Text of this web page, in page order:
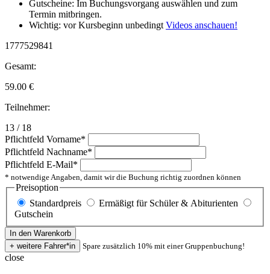
Gutscheine: Im Buchungsvorgang auswählen und zum
Termin mitbringen.
Wichtig: vor Kursbeginn unbedingtVideos anschauen!
1777529841
Gesamt:
59.00 €
Teilnehmer:
13 / 18
Pflichtfeld Vorname*
Pflichtfeld Nachname*
Pflichtfeld E-Mail*
* notwendige Angaben, damit wir die Buchung richtig zuordnen können
Preisoption
Standardpreis
Ermäßigt für Schüler & Abiturienten
Gutschein
Spare zusätzlich 10% mit einer Gruppenbuchung!
close